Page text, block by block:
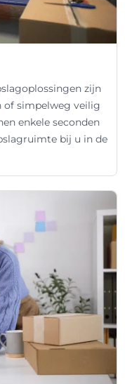
zijn
of simpelweg veilig
enkele seconden
bij u in de